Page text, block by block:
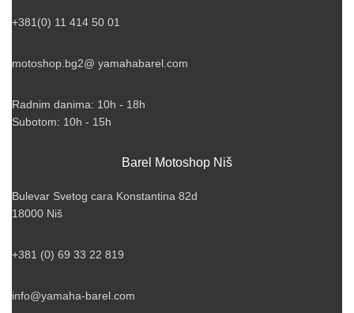
+381(0) 11 414 50 01
motoshop.bg2@ yamahabarel.com
Radnim danima: 10h - 18h
Subotom: 10h - 15h
Barel Motoshop Niš
Bulevar Svetog cara Konstantina 82d
18000 Niš
+381 (0) 69 33 22 819
info@yamaha-barel.com